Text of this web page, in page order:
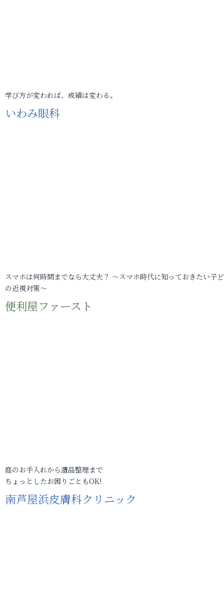
学び方が変われば、成績は変わる。
いわみ眼科
スマホは何時間までなら大丈夫？ ～スマホ時代に知っておきたい子
の近視対策～
便利屋ファースト
庭のお手入れから遺品整理まで
ちょっとしたお困りごともOK!
南芦屋浜皮膚科クリニック